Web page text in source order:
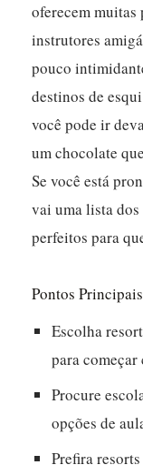
oferecem muitas
instrutores
pouco
destinos de
você pode ir
um chocolate
Se você está
vai uma lista
perfeitos para
Pontos Principais
Escolha
para
Procure
opções de
Prefira